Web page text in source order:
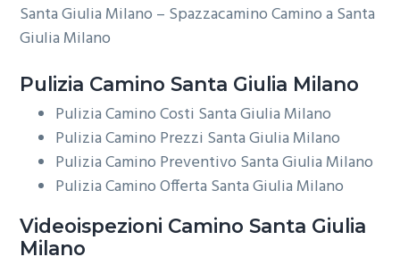
Santa Giulia Milano – Spazzacamino Camino a Santa
Giulia Milano
Pulizia Camino Santa Giulia Milano
Pulizia Camino Costi Santa Giulia Milano
Pulizia Camino Prezzi Santa Giulia Milano
Pulizia Camino Preventivo Santa Giulia Milano
Pulizia Camino Offerta Santa Giulia Milano
Videoispezioni Camino Santa Giulia
Milano